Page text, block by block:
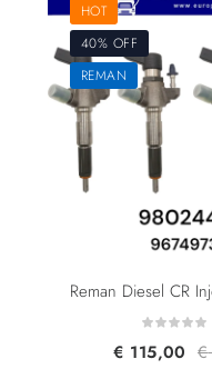
HOT
40% OFF
REMAN
€ 115,00 €